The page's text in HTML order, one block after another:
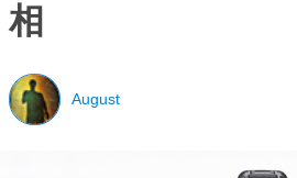
相
August